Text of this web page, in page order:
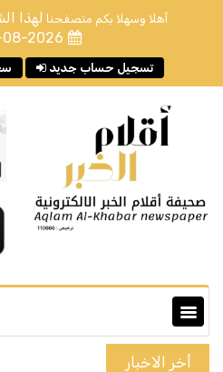
أهلا وسهلا بكم متصفحنا لهذا
2026
تسجيل حساب جديد
أخر الاخبار